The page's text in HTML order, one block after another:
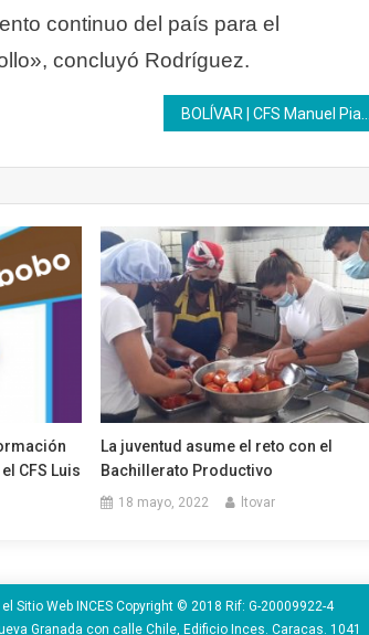
continuo del país para el
concluyó Rodríguez.
CFS Luis
La juventud asume el reto con el
Bachillerato Productivo
18 mayo, 2022 ltovar
Sitio Web INCES Copyright © 2018 Rif: G-20009922-4
Granada con calle Chile, Edificio Inces. Caracas. 1041